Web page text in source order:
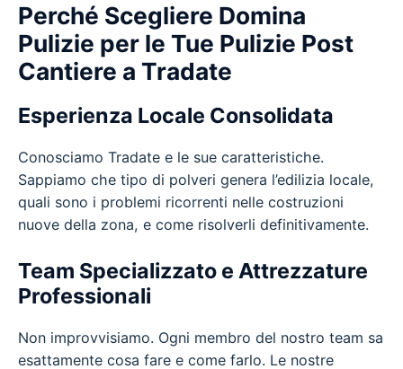
Perché Scegliere Domina
Pulizie per le Tue Pulizie Post
Cantiere a Tradate
Esperienza Locale Consolidata
Conosciamo Tradate e le sue caratteristiche.
Sappiamo che tipo di polveri genera l’edilizia locale,
quali sono i problemi ricorrenti nelle costruzioni
nuove della zona, e come risolverli definitivamente.
Team Specializzato e Attrezzature
Professionali
Non improvvisiamo. Ogni membro del nostro team sa
esattamente cosa fare e come farlo. Le nostre